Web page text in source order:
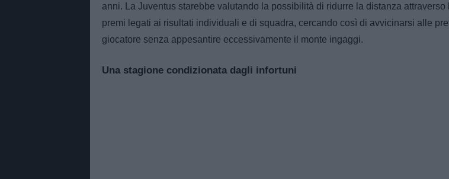
anni. La Juventus starebbe valutando la possibilità di ridurre la distanza attraverso
premi legati ai risultati individuali e di squadra, cercando così di avvicinarsi alle
giocatore senza appesantire eccessivamente il monte ingaggi.
Una stagione condizionata dagli infortuni